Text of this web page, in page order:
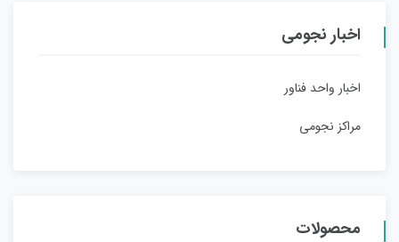
اخبار نجومی
اخبار واحد فناور
مراکز نجومی
محصولات